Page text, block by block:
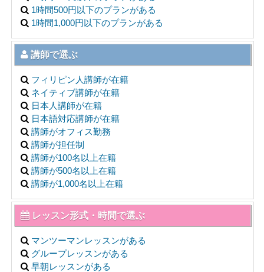
1時間500円以下のプランがある
1時間1,000円以下のプランがある
講師で選ぶ
フィリピン人講師が在籍
ネイティブ講師が在籍
日本人講師が在籍
日本語対応講師が在籍
講師がオフィス勤務
講師が担任制
講師が100名以上在籍
講師が500名以上在籍
講師が1,000名以上在籍
レッスン形式・時間で選ぶ
マンツーマンレッスンがある
グループレッスンがある
早朝レッスンがある